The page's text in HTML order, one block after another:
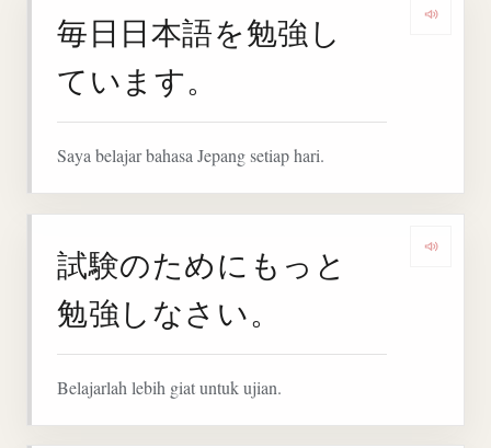
毎日日本語を勉強し
ています。
Saya belajar bahasa Jepang setiap hari.
試験のためにもっと
勉強しなさい。
Belajarlah lebih giat untuk ujian.